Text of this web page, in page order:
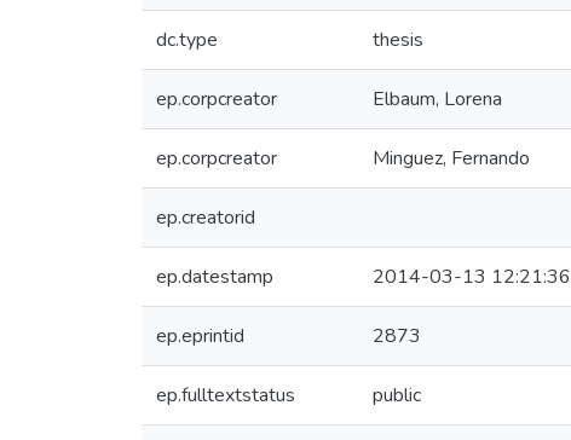
dc.type thesis
ep.corpcreator Elbaum, Lorena
ep.corpcreator Minguez, Fernando
ep.creatorid
ep.datestamp 2014-03-13 12:21:36
ep.eprintid 2873
ep.fulltextstatus public